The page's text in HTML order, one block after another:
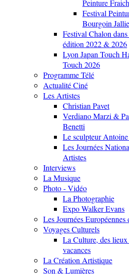
Peinture
Festival
Bourgoin
Festival Chalon
édition 2022 & 2026
Lyon Japan Touch
Touch 2026
Programme Télé
Actualité Ciné
Les Artistes
Christian Pavet
Verdiano Marzi &
Benetti
Le sculpteur
Les Journées
Artistes
Interviews
La Musique
Photo - Vidéo
La Photographie
Expo Walker Evans
Les Journées
Voyages Culturels
La Culture, des lieux
vacances
La Création Artistique
Son & Lumières